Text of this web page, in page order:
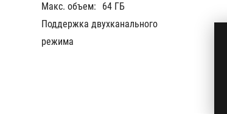
Макс. объем:
64 ГБ
Поддержка двухканального
режима